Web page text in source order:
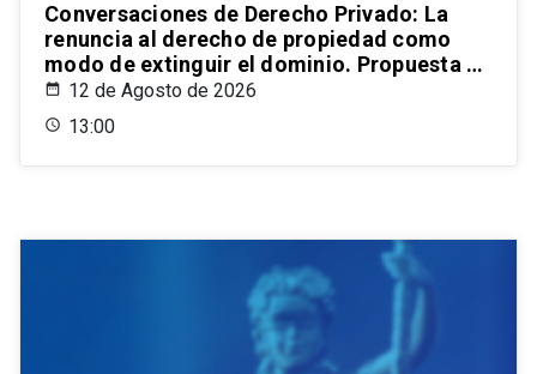
Conversaciones de Derecho Privado: La
renuncia al derecho de propiedad como
modo de extinguir el dominio. Propuesta de
un estatuto para el ordenamiento civil
chileno
12 de Agosto de 2026
13:00